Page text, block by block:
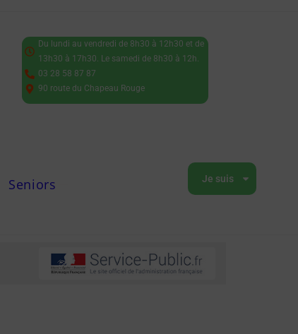
Du lundi au vendredi de 8h30 à 12h30 et de
13h30 à 17h30. Le samedi de 8h30 à 12h.
03 28 58 87 87
90 route du Chapeau Rouge
Seniors Je suis